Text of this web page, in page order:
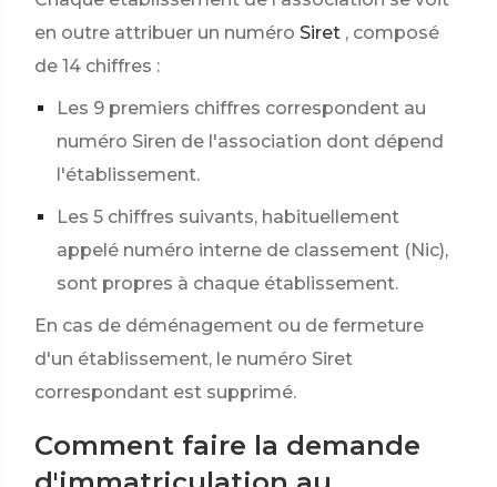
en outre attribuer un numéro Siret , composé
de 14 chiffres :
Les 9 premiers chiffres correspondent au
numéro Siren de l'association dont dépend
l'établissement.
Les 5 chiffres suivants, habituellement
appelé numéro interne de classement (Nic),
sont propres à chaque établissement.
En cas de déménagement ou de fermeture
d'un établissement, le numéro Siret
correspondant est supprimé.
Comment faire la demande